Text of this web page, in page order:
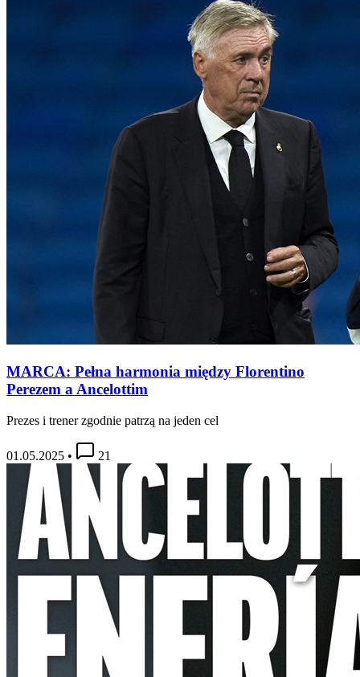
MARCA: Pełna harmonia między Florentino
Perezem a Ancelottim
Prezes i trener zgodnie patrzą na jeden cel
01.05.2025 • 21